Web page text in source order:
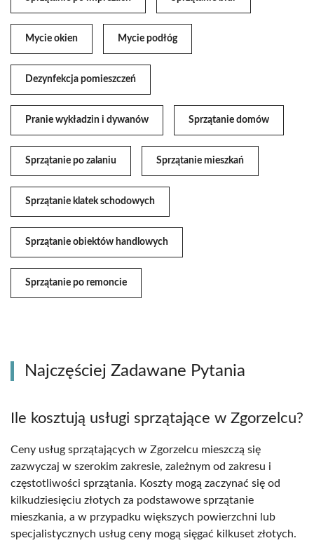
Mycie okien Mycie podłóg
Dezynfekcja pomieszczeń
Pranie wykładzin i dywanów Sprzątanie domów
Sprzątanie po zalaniu Sprzątanie mieszkań
Sprzątanie klatek schodowych
Sprzątanie obiektów handlowych
Sprzątanie po remoncie
Najczęściej Zadawane Pytania
Ile kosztują usługi sprzątające w Zgorzelcu?
Ceny usług sprzątających w Zgorzelcu mieszczą się
zazwyczaj w szerokim zakresie, zależnym od zakresu i
częstotliwości sprzątania. Koszty mogą zaczynać się od
kilkudziesięciu złotych za podstawowe sprzątanie
mieszkania, a w przypadku większych powierzchni lub
specjalistycznych usług ceny mogą sięgać kilkuset złotych.